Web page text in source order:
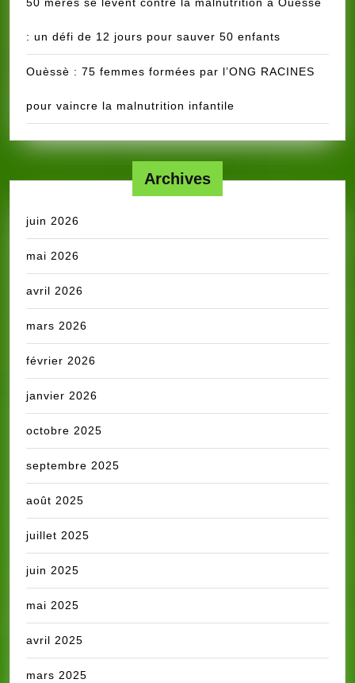
50 mères se lèvent contre la malnutrition à Ouèssè
: un défi de 12 jours pour sauver 50 enfants
Ouèssè : 75 femmes formées par l’ONG RACINES
pour vaincre la malnutrition infantile
Archives
juin 2026
mai 2026
avril 2026
mars 2026
février 2026
janvier 2026
octobre 2025
septembre 2025
août 2025
juillet 2025
juin 2025
mai 2025
avril 2025
mars 2025